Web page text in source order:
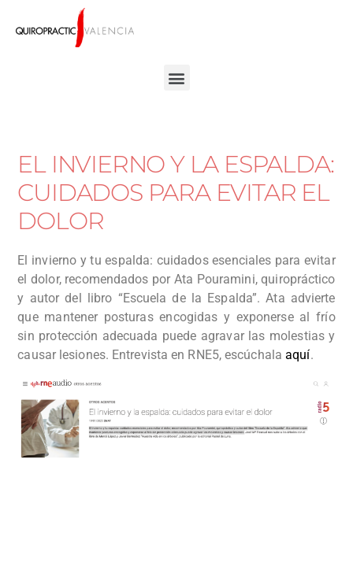
EL INVIERNO Y LA ESPALDA:
CUIDADOS PARA EVITAR EL
DOLOR
El invierno y tu espalda: cuidados esenciales para evitar
el dolor, recomendados por Ata Pouramini, quiropráctico
y autor del libro “Escuela de la Espalda”. Ata advierte
que mantener posturas encogidas y exponerse al frío
sin protección adecuada puede agravar las molestias y
causar lesiones. Entrevista en RNE5, escúchalaaquí.